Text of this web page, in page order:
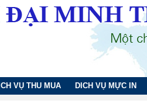
VỤ THU MUA DICH VỤ MỰC IN